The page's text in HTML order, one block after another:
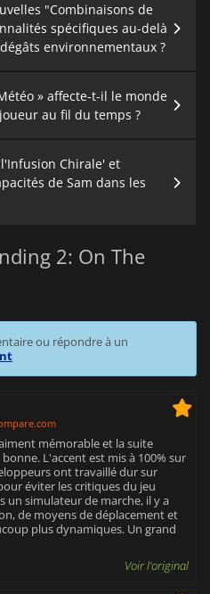
"Combinaisons de
spécifiques au-delà
environnementaux ?
» affecte-t-il le monde
au fil du temps ?
Chirale' et
de Sam dans les
2: On The
ou répondre à un
mémorable et la suite
L'accent est mis à 100% sur
ont travaillé dur sur
éviter les critiques du jeu
un simulateur de marche, il y a
de moyens de déplacement et
plus dynamiques. Un grand
Voir l'original